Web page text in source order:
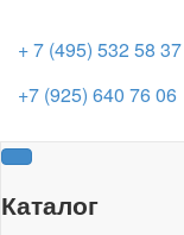
+ 7 (495) 532 58 37
+7 (925) 640 76 06
Каталог